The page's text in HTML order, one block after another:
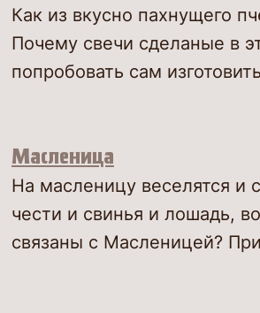
Как из вкусно пахнущего
Почему свечи сделаные в
попробовать сам
Масленица
На масленицу веселятся
чести и свинья и лошадь,
связаны с Масленицей?